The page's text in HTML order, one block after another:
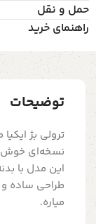
حمل و نقل
راهنمای خرید
توضیحات
نسخه‌ای
این مدل با
طراحی ساده و
میاره.